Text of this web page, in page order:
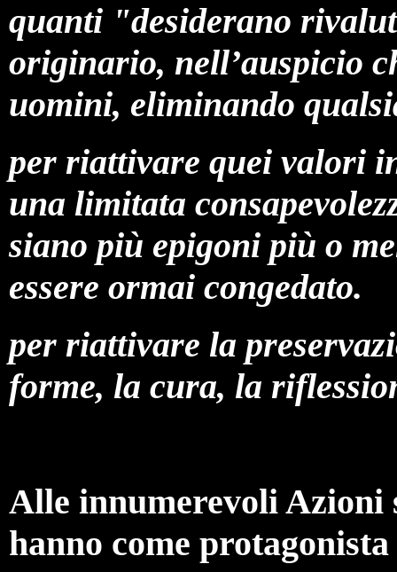
quanti "desiderano
originario, nell’auspicio
uomini, eliminando
per riattivare quei valori
una limitata
siano più epigoni più o
essere ormai congedato.
per riattivare la
forme, la cura, la
Alle innumerevoli Azioni
hanno come